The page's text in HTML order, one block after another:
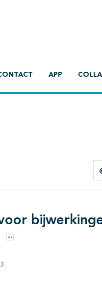
APP
Opties